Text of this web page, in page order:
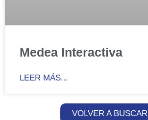
Medea Interactiva
LEER MÁS...
VOLVER A BUSCAR